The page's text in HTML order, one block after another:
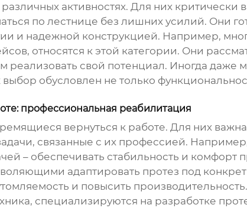
различных активностях. Для них
по лестнице без лишних усилий. Они
и надежной конструкцией. Например,
относятся к этой категории. Они
реализовать свой потенциал. Иногда даже
обусловлен не только
профессиональная реабилитация
вернуться к работе. Для них
связанные с их профессией.
– обеспечивать стабильность и
адаптировать протез под
и повысить
специализируются на разработке